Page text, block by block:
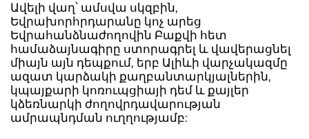
Ավելի վաղ՝ ամսվա սկզբին,
Եվրախորհրդարանը կոչ արեց
Եվրահանձնաժողովին Բաքվի հետ
համաձայնագիրը ստորագրել և վավերացնել
միայն այն դեպքում, երբ Ալիևի վարչակազմը
ազատ կարձակի քաղբանտարկյալներին,
կպայքարի կոռուպցիայի դեմ և քայլեր
կձեռնարկի ժողովրդավարության
ամրապնդման ուղղությամբ: